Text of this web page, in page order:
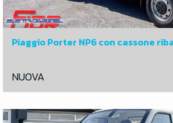
Piaggio Porter NP6 con cassone
NUOVA